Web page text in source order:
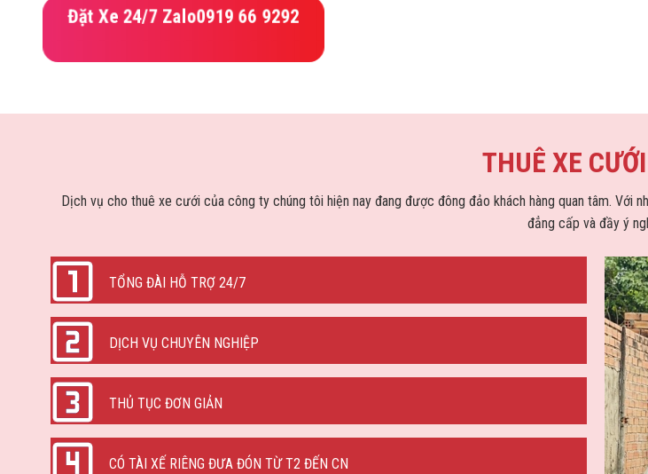
Đặt Xe 24/7 Zalo0919 66 9292
THUÊ XE
Dịch vụ cho thuê xe cưới của công ty chúng tôi hiện nay đang được đông đảo khách hàng quan tâm.
đẳng cấp và đầy ý
TỔNG ĐÀI HỖ TRỢ 24/7
DỊCH VỤ CHUYÊN NGHIỆP
THỦ TỤC ĐƠN GIẢN
CÓ TÀI XẾ RIÊNG ĐƯA ĐÓN TỪ T2 ĐẾN CN